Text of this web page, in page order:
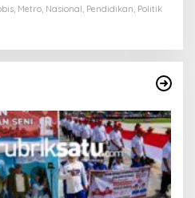
Metro, Nasional, Pendidikan, Politik